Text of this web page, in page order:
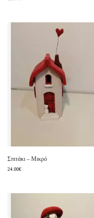
Σπιτάκι – Μικρό
24.00€